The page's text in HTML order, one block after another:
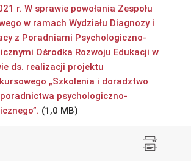
r. W sprawie powołania Zespołu
w ramach Wydziału Diagnozy i
z Poradniami Psychologiczno-
Ośrodka Rozwoju Edukacji w
ds. realizacji projektu
„Szkolenia i doradztwo
psychologiczno-